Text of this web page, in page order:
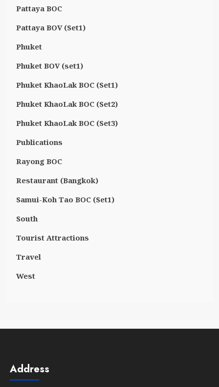
Pattaya BOC
Pattaya BOV (Set1)
Phuket
Phuket BOV (set1)
Phuket KhaoLak BOC (Set1)
Phuket KhaoLak BOC (Set2)
Phuket KhaoLak BOC (Set3)
Publications
Rayong BOC
Restaurant (Bangkok)
Samui-Koh Tao BOC (Set1)
South
Tourist Attractions
Travel
West
Address